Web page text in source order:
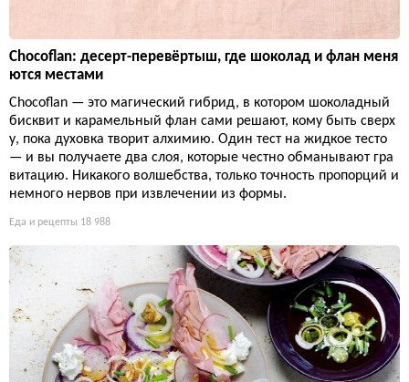
Chocoflan: десерт-перевёртыш, где шоколад и флан меня
ются местами
Chocoflan — это магический гибрид, в котором шоколадный
бисквит и карамельный флан сами решают, кому быть сверх
у, пока духовка творит алхимию. Один тест на жидкое тесто
— и вы получаете два слоя, которые честно обманывают гра
витацию. Никакого волшебства, только точность пропорций и
немного нервов при извлечении из формы.
Еда и рецепты 18 988